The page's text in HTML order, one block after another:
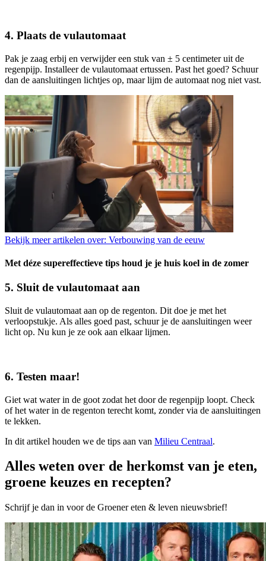
4. Plaats de vulautomaat
Pak je zaag erbij en verwijder een stuk van ± 5 centimeter uit de
regenpijp. Installeer de vulautomaat ertussen. Past het goed? Schuur
dan de aansluitingen lichtjes op, maar lijm de automaat nog niet vast.
Bekijk meer artikelen over: Verbouwing van de eeuw
Met déze supereffectieve tips houd je je huis koel in de zomer
5. Sluit de vulautomaat aan
Sluit de vulautomaat aan op de regenton. Dit doe je met het
verloopstukje. Als alles goed past, schuur je de aansluitingen weer
licht op. Nu kun je ze ook aan elkaar lijmen.
6. Testen maar!
Giet wat water in de goot zodat het door de regenpijp loopt. Check
of het water in de regenton terecht komt, zonder via de aansluitingen
te lekken.
In dit artikel houden we de tips aan van Milieu Centraal.
Alles weten over de herkomst van je eten,
groene keuzes en recepten?
Schrijf je dan in voor de Groener eten & leven nieuwsbrief!